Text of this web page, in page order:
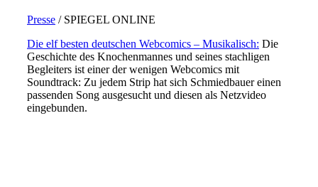
Presse / SPIEGEL ONLINE
Die elf besten deutschen Webcomics – Musikalisch: Die
Geschichte des Knochenmannes und seines stachligen
Begleiters ist einer der wenigen Webcomics mit
Soundtrack: Zu jedem Strip hat sich Schmiedbauer einen
passenden Song ausgesucht und diesen als Netzvideo
eingebunden.